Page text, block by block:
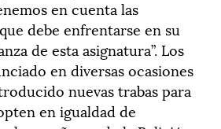
en cuenta las
debe enfrentarse en su
de esta asignatura”. Los
en diversas ocasiones
nuevas trabas para
en igualdad de